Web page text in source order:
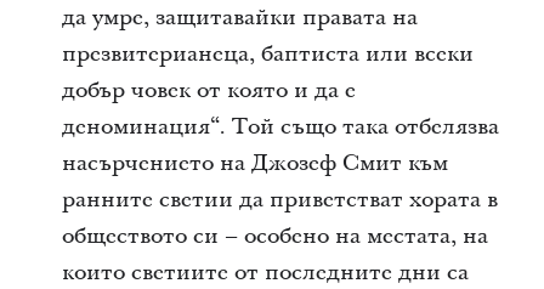
да умре, защитавайки правата на
презвитерианеца, баптиста или всеки
добър човек от която и да е
деноминация“. Той също така отбелязва
насърчението на Джозеф Смит към
ранните светии да приветстват хората в
обществото си – особено на местата, на
които светиите от последните дни са